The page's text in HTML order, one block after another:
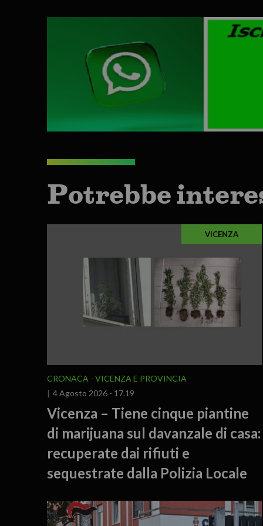
Potrebbe
VICENZA
CRONACA
VICENZA E PROVINCIA
4 Agosto 2026 - 17.19
Vicenza – Tiene cinque piantine
di marijuana sul davanzale di casa:
recuperate dai rifiuti e
sequestrate dalla Polizia Locale